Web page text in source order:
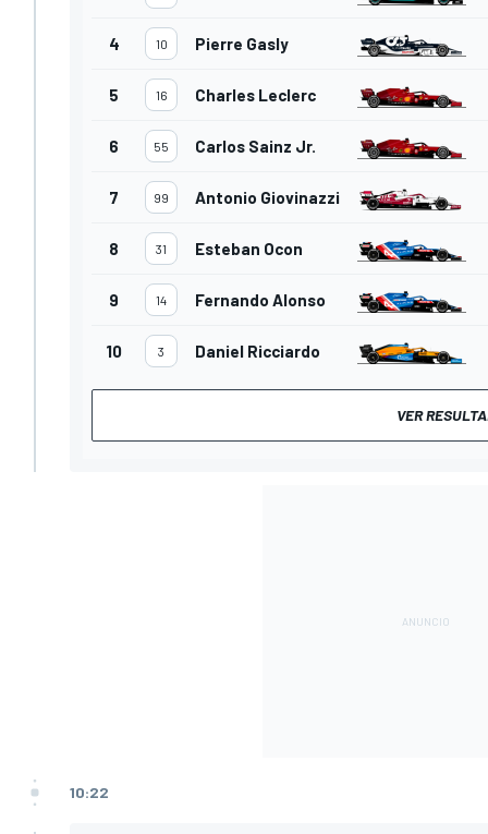
4 10 Pierre Gasly
5 16 Charles Leclerc
6 55 Carlos Sainz Jr.
7 99 Antonio Giovinazzi
8 31 Esteban Ocon
9 14 Fernando Alonso
10 3 Daniel Ricciardo
VER
10:22